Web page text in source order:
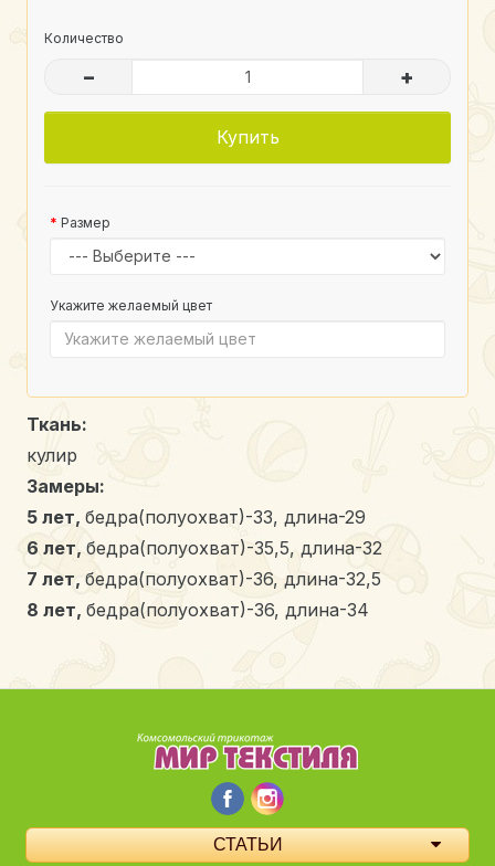
Количество
– +
Купить
Размер
Укажите желаемый цвет
Ткань:
кулир
Замеры:
5 лет, бедра(полуохват)-33, длина-29
6 лет,бедра(полуохват)-35,5, длина-32
7 лет, бедра(полуохват)-36, длина-32,5
8 лет, бедра(полуохват)-36, длина-34
СТАТЬИ